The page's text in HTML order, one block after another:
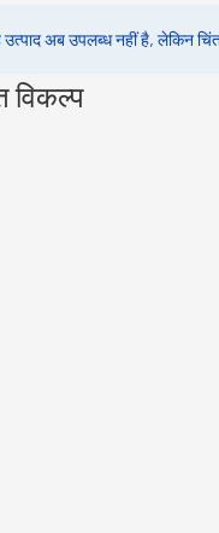
अब उपलब्ध नहीं है, लेकिन
विकल्प